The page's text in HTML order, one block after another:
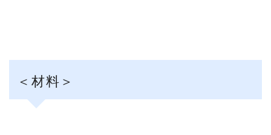
＜材料＞